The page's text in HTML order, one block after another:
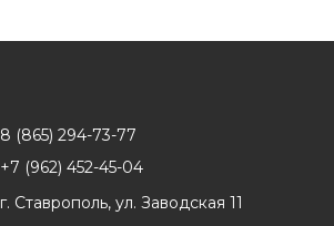
8 (865) 294-73-77
+7 (962) 452-45-04
г. Ставрополь, ул. Заводская 11